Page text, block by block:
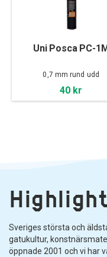
Uni Posca PC-
0,7 mm rund udd
40 kr
Sveriges största och
gatukultur,
öppnade 2001 och vi har